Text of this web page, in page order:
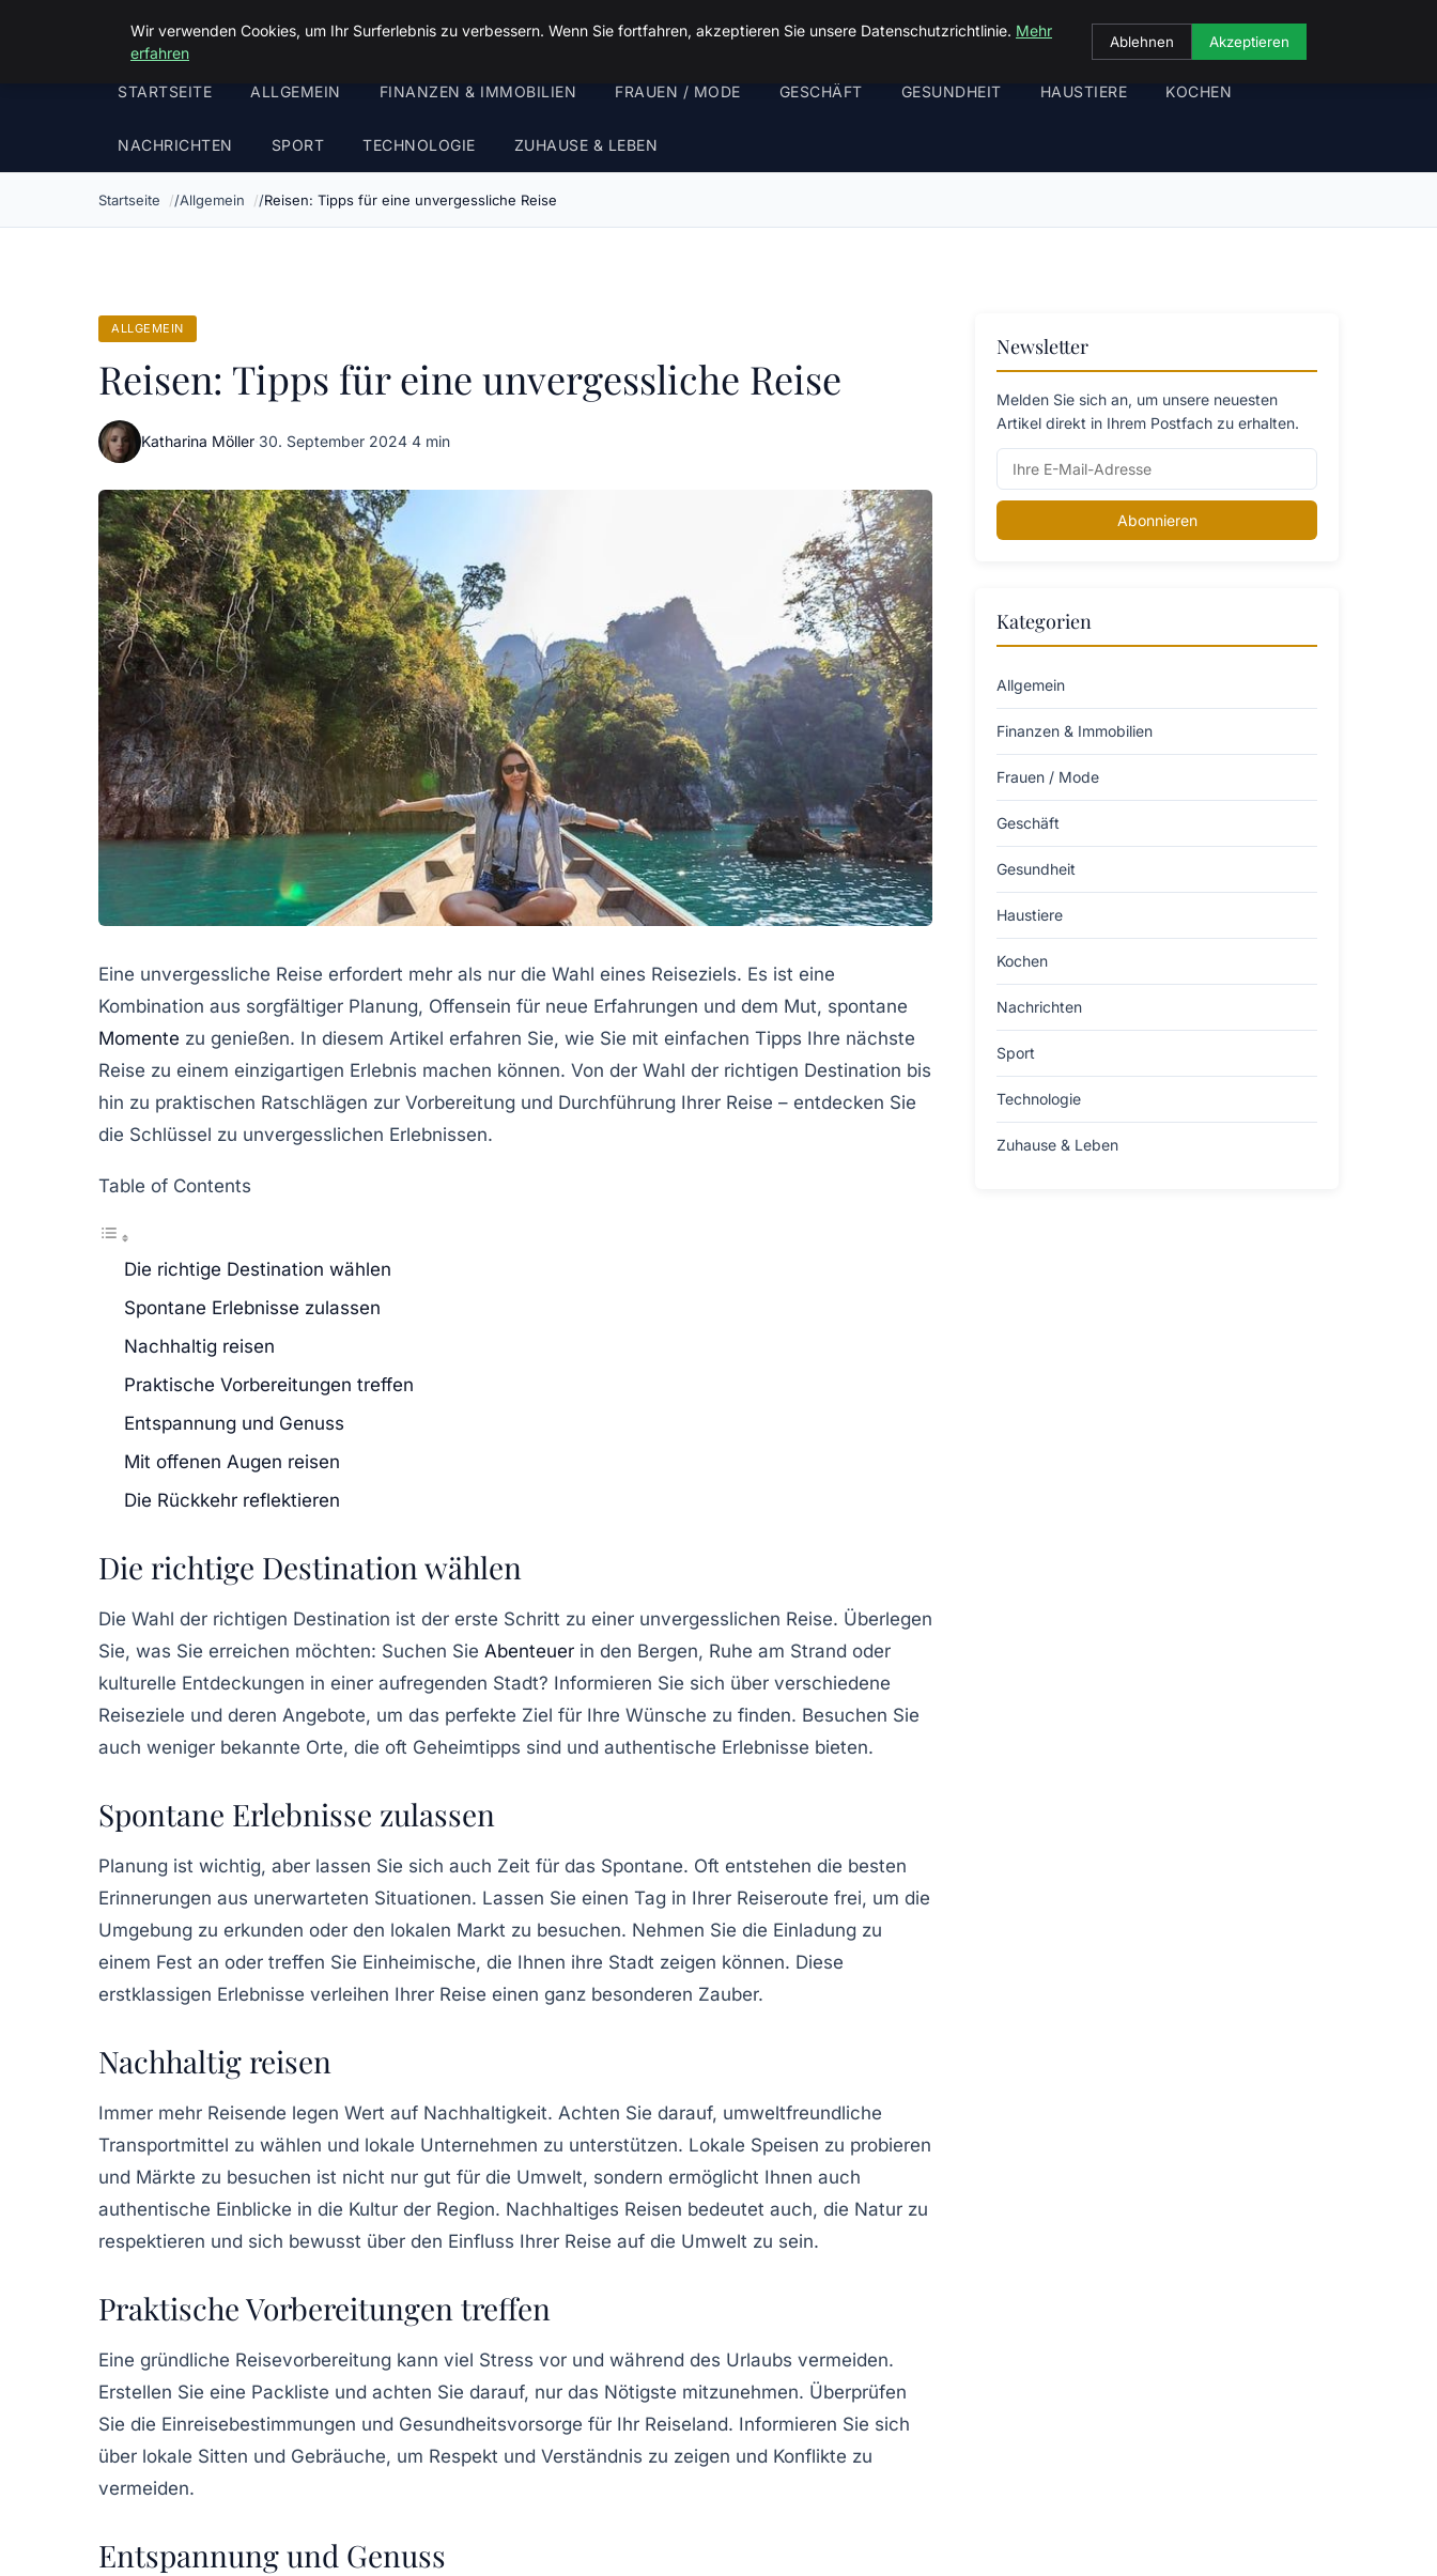
Malzminden
STARTSEITE ALLGEMEIN FINANZEN & IMMOBILIEN FRAUEN / MODE GESCHÄFT GESUNDHEIT HAUSTIERE KOCHEN
NACHRICHTEN SPORT TECHNOLOGIE ZUHAUSE & LEBEN
Startseite Allgemein Reisen: Tipps für eine unvergessliche Reise
ALLGEMEIN
Reisen: Tipps für eine unvergessliche Reise
Katharina Möller·30. September 2024·4 min
Eine unvergessliche Reise erfordert mehr als nur die Wahl eines Reiseziels. Es ist eine
Kombination aus sorgfältiger Planung, Offensein für neue Erfahrungen und dem Mut, spontane
Momente zu genießen. In diesem Artikel erfahren Sie, wie Sie mit einfachen Tipps Ihre nächste
Reise zu einem einzigartigen Erlebnis machen können. Von der Wahl der richtigen Destination bis
hin zu praktischen Ratschlägen zur Vorbereitung und Durchführung Ihrer Reise – entdecken Sie
die Schlüssel zu unvergesslichen Erlebnissen.
Table of Contents
Die richtige Destination wählen
Spontane Erlebnisse zulassen
Nachhaltig reisen
Praktische Vorbereitungen treffen
Entspannung und Genuss
Mit offenen Augen reisen
Die Rückkehr reflektieren
Die richtige Destination wählen
Die Wahl der richtigen Destination ist der erste Schritt zu einer unvergesslichen Reise. Überlegen
Sie, was Sie erreichen möchten: Suchen Sie Abenteuer in den Bergen, Ruhe am Strand oder
kulturelle Entdeckungen in einer aufregenden Stadt? Informieren Sie sich über verschiedene
Reiseziele und deren Angebote, um das perfekte Ziel für Ihre Wünsche zu finden. Besuchen Sie
auch weniger bekannte Orte, die oft Geheimtipps sind und authentische Erlebnisse bieten.
Spontane Erlebnisse zulassen
Planung ist wichtig, aber lassen Sie sich auch Zeit für das Spontane. Oft entstehen die besten
Erinnerungen aus unerwarteten Situationen. Lassen Sie einen Tag in Ihrer Reiseroute frei, um die
Umgebung zu erkunden oder den lokalen Markt zu besuchen. Nehmen Sie die Einladung zu
einem Fest an oder treffen Sie Einheimische, die Ihnen ihre Stadt zeigen können. Diese
erstklassigen Erlebnisse verleihen Ihrer Reise einen ganz besonderen Zauber.
Nachhaltig reisen
Immer mehr Reisende legen Wert auf Nachhaltigkeit. Achten Sie darauf, umweltfreundliche
Transportmittel zu wählen und lokale Unternehmen zu unterstützen. Lokale Speisen zu probieren
und Märkte zu besuchen ist nicht nur gut für die Umwelt, sondern ermöglicht Ihnen auch
authentische Einblicke in die Kultur der Region. Nachhaltiges Reisen bedeutet auch, die Natur zu
respektieren und sich bewusst über den Einfluss Ihrer Reise auf die Umwelt zu sein.
Praktische Vorbereitungen treffen
Eine gründliche Reisevorbereitung kann viel Stress vor und während des Urlaubs vermeiden.
Erstellen Sie eine Packliste und achten Sie darauf, nur das Nötigste mitzunehmen. Überprüfen
Sie die Einreisebestimmungen und Gesundheitsvorsorge für Ihr Reiseland. Informieren Sie sich
über lokale Sitten und Gebräuche, um Respekt und Verständnis zu zeigen und Konflikte zu
vermeiden.
Entspannung und Genuss
Newsletter
Melden Sie sich an, um unsere neuesten
Artikel direkt in Ihrem Postfach zu erhalten.
Abonnieren
Kategorien
Allgemein
Finanzen & Immobilien
Frauen / Mode
Geschäft
Gesundheit
Haustiere
Kochen
Nachrichten
Sport
Technologie
Zuhause & Leben
Wir verwenden Cookies, um Ihr Surferlebnis zu verbessern. Wenn Sie fortfahren, akzeptieren Sie unsere Datenschutzrichtlinie. Mehr
erfahren
Ablehnen Akzeptieren